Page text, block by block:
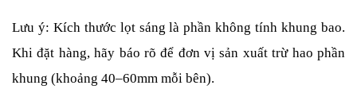
Lưu ý: Kích thước lọt sáng là phần không tính khung bao.
Khi đặt hàng, hãy báo rõ để đơn vị sản xuất trừ hao phần
khung (khoảng 40–60mm mỗi bên).